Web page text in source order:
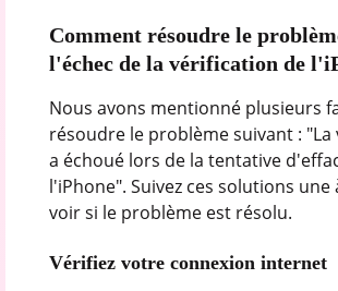
Comment résoudre le
l'échec de la vérification de
Nous avons mentionné plusieurs
résoudre le problème suivant :
a échoué lors de la tentative
l'iPhone". Suivez ces solutions
voir si le problème est résolu.
Vérifiez votre connexion internet